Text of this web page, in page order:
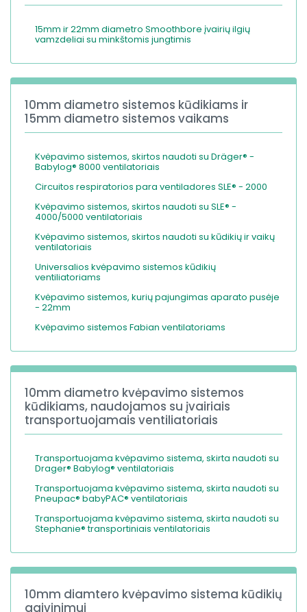
15mm ir 22mm diametro Smoothbore įvairių ilgių
vamzdeliai su minkštomis jungtimis
10mm diametro sistemos kūdikiams ir
15mm diametro sistemos vaikams
Kvėpavimo sistemos, skirtos naudoti su Dräger® -
Babylog® 8000 ventilatoriais
Circuitos respiratorios para ventiladores SLE® - 2000
Kvėpavimo sistemos, skirtos naudoti su SLE® -
4000/5000 ventilatoriais
Kvėpavimo sistemos, skirtos naudoti su kūdikių ir vaikų
ventilatoriais
Universalios kvėpavimo sistemos kūdikių
ventiliatoriams
Kvėpavimo sistemos, kurių pajungimas aparato pusėje
- 22mm
Kvėpavimo sistemos Fabian ventilatoriams
10mm diametro kvėpavimo sistemos
kūdikiams, naudojamos su įvairiais
transportuojamais ventiliatoriais
Transportuojama kvėpavimo sistema, skirta naudoti su
Drager® Babylog® ventilatoriais
Transportuojama kvėpavimo sistema, skirta naudoti su
Pneupac® babyPAC® ventilatoriais
Transportuojama kvėpavimo sistema, skirta naudoti su
Stephanie® transportiniais ventilatoriais
10mm diamtero kvėpavimo sistema kūdikių
gaivinimui